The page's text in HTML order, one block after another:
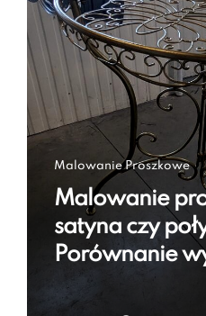
Malowanie Proszkowe
Malowanie
satyna czy
Porównanie